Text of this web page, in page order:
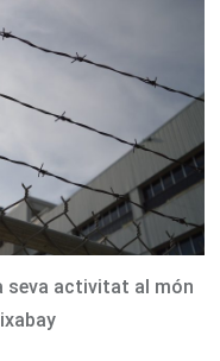
seva activitat al món